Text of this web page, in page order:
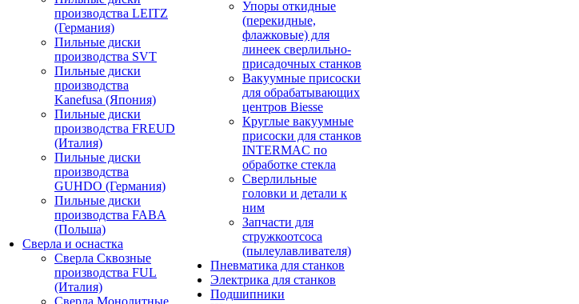
производства LEITZ
(Германия)
Пильные диски
производства SVT
Пильные диски
производства
Kanefusa (Япония)
Пильные диски
производства FREUD
(Италия)
Пильные диски
производства
GUHDO (Германия)
Пильные диски
производства FABA
(Польша)
Сверла и оснастка
Сверла Сквозные
производства FUL
(Италия)
Сверла Монолитные
Упоры откидные
(перекидные,
флажковые) для
линеек сверлильно-
присадочных станков
Вакуумные присоски
для обрабатывающих
центров Biesse
Круглые вакуумные
присоски для станков
INTERMAC по
обработке стекла
Сверлильные
головки и детали к
ним
Запчасти для
стружкоотсоса
(пылеулавливателя)
Пневматика для станков
Электрика для станков
Подшипники